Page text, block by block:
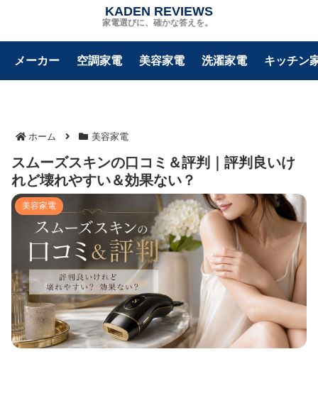
家電選びに、確かな答えを。
KADEN REVIEWS
メーカー 空調家電 美容家電 洗濯家電 キッチン
ホーム 美容家電
スムーズスキンの口コミ＆評判｜評判良いけ
れど壊れやすい＆効果ない？
美容家電